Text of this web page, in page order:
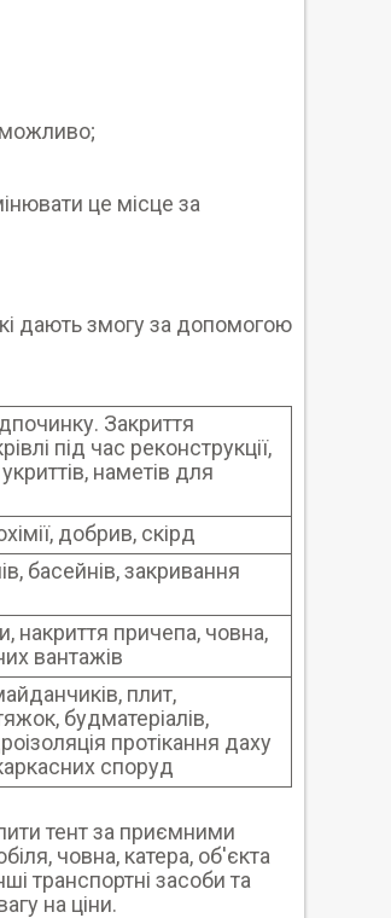
це місце за
дають змогу за допомогою
Закриття
під час реконструкції,
наметів для
добрив, скірд
басейнів, закривання
накриття причепа, човна,
вантажів
плит,
будматеріалів,
протікання даху
споруд
тент за приємними
човна, катера, об'єкта
транспортні засоби та
на ціни.